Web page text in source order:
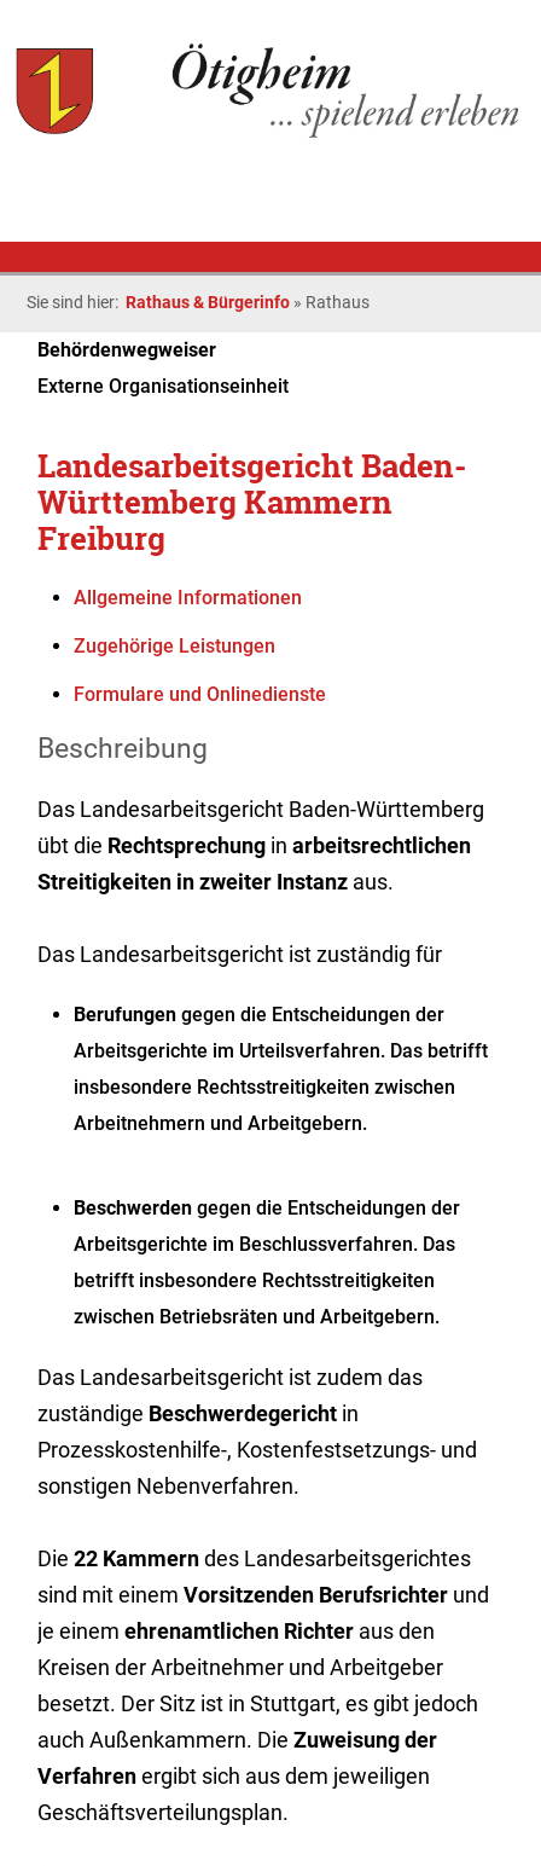
Sie sind hier: Rathaus & Bürgerinfo » Rathaus
Behördenwegweiser
Externe Organisationseinheit
Landesarbeitsgericht Baden-
Württemberg Kammern
Freiburg
Allgemeine Informationen
Zugehörige Leistungen
Formulare und Onlinedienste
Beschreibung
Das Landesarbeitsgericht Baden-Württemberg
übt die Rechtsprechung inarbeitsrechtlichen
Streitigkeiten in zweiter Instanz aus.
Das Landesarbeitsgericht ist zuständig für
Berufungen gegen die Entscheidungen der
Arbeitsgerichte im Urteilsverfahren. Das betrifft
insbesondere Rechtsstreitigkeiten zwischen
Arbeitnehmern und Arbeitgebern.
Beschwerden gegen die Entscheidungen der
Arbeitsgerichte im Beschlussverfahren. Das
betrifft insbesondere Rechtsstreitigkeiten
zwischen Betriebsräten und Arbeitgebern.
Das Landesarbeitsgericht ist zudem das
zuständige Beschwerdegericht in
Prozesskostenhilfe-, Kostenfestsetzungs- und
sonstigen Nebenverfahren.
Die22 Kammerndes Landesarbeitsgerichtes
sind mit einemVorsitzenden Berufsrichter und
je einemehrenamtlichen Richter aus den
Kreisen der Arbeitnehmer und Arbeitgeber
besetzt. Der Sitz ist in Stuttgart, es gibt jedoch
auch Außenkammern. DieZuweisung der
Verfahrenergibt sich aus dem jeweiligen
Geschäftsverteilungsplan.